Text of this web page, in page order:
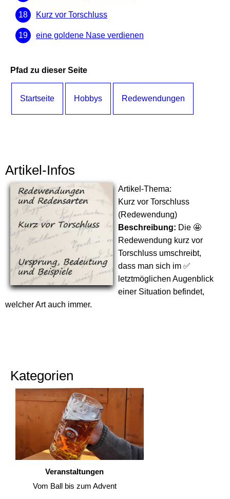
Kurz vor Torschluss
eine goldene Nase verdienen
Pfad zu dieser Seite
Startseite Hobbys Redewendungen
Artikel-Infos
Artikel-Thema:
Kurz vor Torschluss
(Redewendung)
Beschreibung: Die 🤩
Redewendung kurz vor
Torschluss umschreibt,
dass man sich im ✅
letztmöglichen Augenblick
einer Situation befindet,
welcher Art auch immer.
Kategorien
Veranstaltungen
Vom Ball bis zum Advent